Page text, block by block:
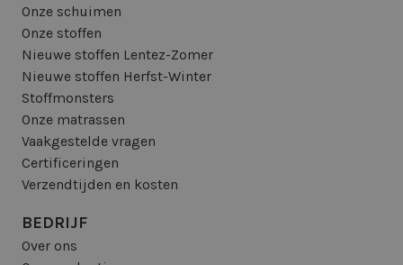
Onze schuimen
Onze stoffen
Nieuwe stoffen Lentez-Zomer
Nieuwe stoffen Herfst-Winter
Stoffmonsters
Onze matrassen
Vaakgestelde vragen
Certificeringen
Verzendtijden en kosten
BEDRIJF
Over ons